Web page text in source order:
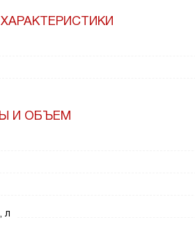
И ОБЪЕМ
л